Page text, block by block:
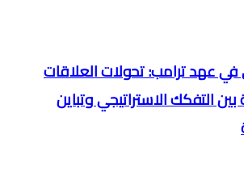
في عهد ترامب: تحولات العلاقات
بين التفكك الاستراتيجي وتباين